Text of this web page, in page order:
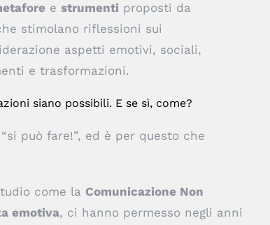
e strumenti proposti da
stimolano riflessioni sui
aspetti emotivi, sociali,
e trasformazioni.
siano possibili. E se sì, come?
può fare!”, ed è per questo che
come la Comunicazione Non
emotiva, ci hanno permesso negli anni